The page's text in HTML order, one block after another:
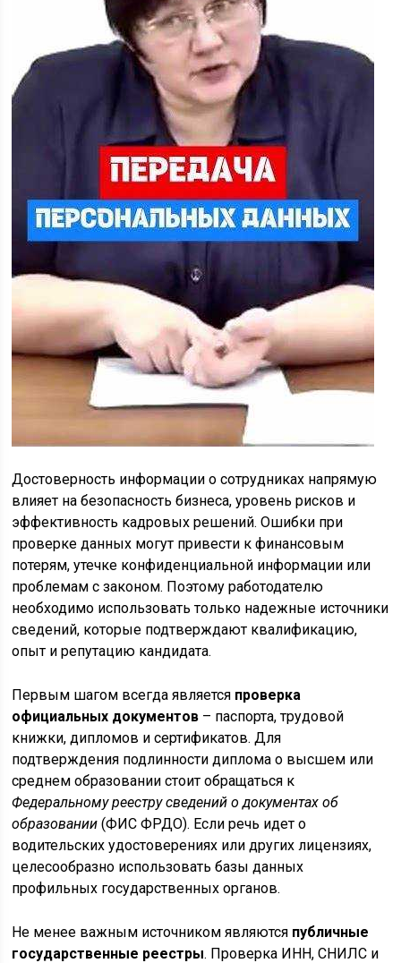
Достоверность информации о сотрудниках напрямую
влияет на безопасность бизнеса, уровень рисков и
эффективность кадровых решений. Ошибки при
проверке данных могут привести к финансовым
потерям, утечке конфиденциальной информации или
проблемам с законом. Поэтому работодателю
необходимо использовать только надежные источники
сведений, которые подтверждают квалификацию,
опыт и репутацию кандидата.
Первым шагом всегда является проверка
официальных документов – паспорта, трудовой
книжки, дипломов и сертификатов. Для
подтверждения подлинности диплома о высшем или
среднем образовании стоит обращаться к
Федеральному реестру сведений о документах об
образовании (ФИС ФРДО). Если речь идет о
водительских удостоверениях или других лицензиях,
целесообразно использовать базы данных
профильных государственных органов.
Не менее важным источником являются публичные
государственные реестры. Проверка ИНН, СНИЛС и